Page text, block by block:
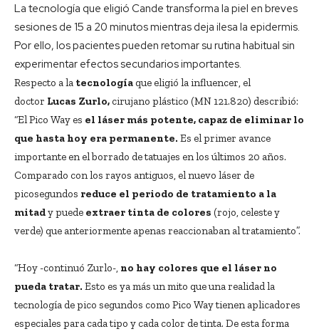
La tecnología que eligió Cande transforma la piel en breves
sesiones de 15 a 20 minutos mientras deja ilesa la epidermis.
Por ello, los pacientes pueden retomar su rutina habitual sin
experimentar efectos secundarios importantes.
Respecto a la tecnologíaque eligió la influencer, el
doctor Lucas Zurlo, cirujano plástico (MN 121.820) describió:
“El Pico Way es el láser más potente, capaz de eliminar lo
que hasta hoy era permanente. Es el primer avance
importante en el borrado de tatuajes en los últimos 20 años.
Comparado con los rayos antiguos, el nuevo láser de
picosegundos reduce el periodo de tratamiento a la
mitady puede extraer tinta de colores (rojo, celeste y
verde) que anteriormente apenas reaccionaban al tratamiento”.
“Hoy -continuó Zurlo-, no hay colores que el láser no
pueda tratar. Esto es ya más un mito que una realidad la
tecnología de pico segundos como Pico Way tienen aplicadores
especiales para cada tipo y cada color de tinta. De esta forma